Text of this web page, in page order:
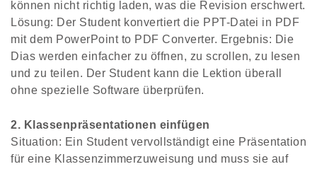
können nicht richtig laden, was die Revision erschwert.
Lösung: Der Student konvertiert die PPT-Datei in PDF
mit dem PowerPoint to PDF Converter. Ergebnis: Die
Dias werden einfacher zu öffnen, zu scrollen, zu lesen
und zu teilen. Der Student kann die Lektion überall
ohne spezielle Software überprüfen.
2. Klassenpräsentationen einfügen
Situation: Ein Student vervollständigt eine Präsentation
für eine Klassenzimmerzuweisung und muss sie auf